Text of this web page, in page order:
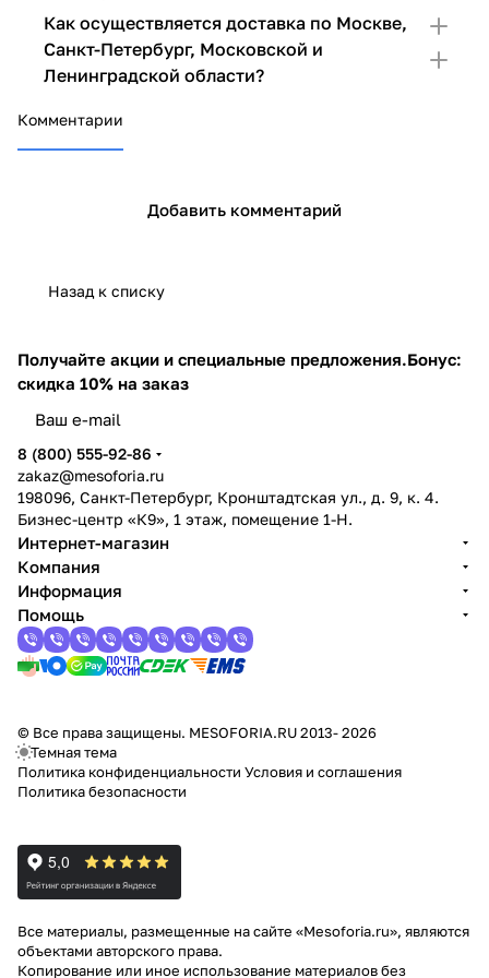
Как осуществляется доставка по Москве,
Санкт-Петербург, Московской и
Ленинградской области?
Комментарии
Добавить комментарий
Назад к списку
Получайте акции и специальные предложения.Бонус:
скидка 10% на заказ
8 (800) 555-92-86
zakaz@mesoforia.ru
198096, Санкт-Петербург, Кронштадтская ул., д. 9, к. 4.
Бизнес-центр «К9», 1 этаж, помещение 1-Н.
Интернет-магазин
Компания
Информация
Помощь
© Все права защищены. MESOFORIA.RU 2013- 2026
Темная тема
Политика конфиденциальности Условия и соглашения
Политика безопасности
Все материалы, размещенные на сайте «Mesoforia.ru», являются
объектами авторского права.
Копирование или иное использование материалов без